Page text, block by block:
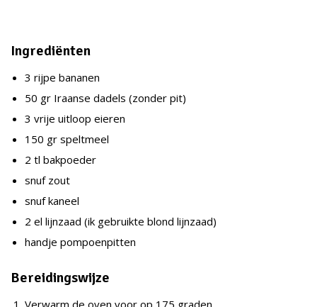
Ingrediënten
3 rijpe bananen
50 gr Iraanse dadels (zonder pit)
3 vrije uitloop eieren
150 gr speltmeel
2 tl bakpoeder
snuf zout
snuf kaneel
2 el lijnzaad (ik gebruikte blond lijnzaad)
handje pompoenpitten
Bereidingswijze
Verwarm de oven voor op 175 graden.